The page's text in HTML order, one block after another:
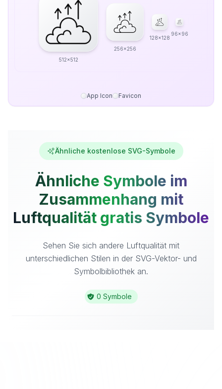
512x512
256x256
128x128
96x96
App Icon Favicon
Ähnliche kostenlose SVG-Symbole
Ähnliche Symbole im
Zusammenhang mit
Luftqualität gratis Symbole
Sehen Sie sich andere Luftqualität mit
unterschiedlichen Stilen in der SVG-Vektor- und
Symbolbibliothek an.
0 Symbole